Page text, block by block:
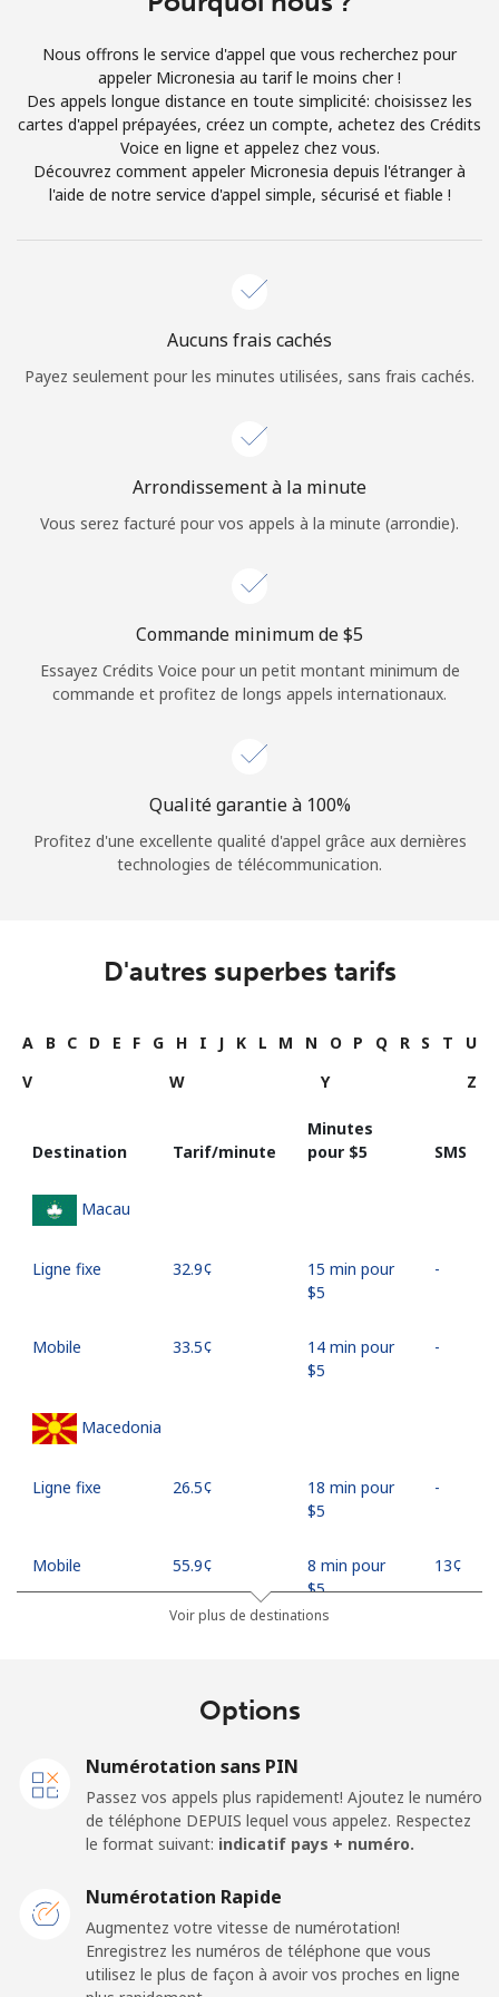
Conditions générales.
S'inscrire
Bonjour!
Continue avec
Nous offrons le service d'appel que vous recherchez pour
appeler Micronesia au tarif le moins cher !
Des appels longue distance en toute simplicité: choisissez les
cartes d'appel prépayées, créez un compte, achetez des Crédits
Voice en ligne et appelez chez vous.
Découvrez comment appeler Micronesia depuis l'étranger à
l'aide de notre service d'appel simple, sécurisé et fiable !
Aucuns frais cachés
Payez seulement pour les minutes utilisées, sans frais cachés.
Arrondissement à la minute
Vous serez facturé pour vos appels à la minute (arrondie).
Commande minimum de ⁦$5⁩
Essayez Crédits Voice pour un petit montant minimum de
commande et profitez de longs appels internationaux.
Qualité garantie à 100%
Profitez d'une excellente qualité d'appel grâce aux dernières
technologies de télécommunication.
D'autres superbes tarifs
A B C D E F G H I J K L M N O P Q R S T
U
V
W Y Z
Destination Tarif/minute
Minutes
pour ⁦$5⁩
SMS
Macau
Ligne fixe ⁦32.9¢⁩
15 min pour
⁦$5⁩
-
Mobile ⁦33.5¢⁩
14 min pour
⁦$5⁩
-
Macedonia
Ligne fixe ⁦26.5¢⁩
18 min pour
⁦$5⁩
-
Mobile ⁦55.9¢⁩
8 min pour
⁦$5⁩
⁦13¢⁩
⁦81.9¢⁩
Mobile
⁦$5⁩
Ligne fixe ⁦57.9¢⁩
8 min pour
⁦$5⁩
Voir plus de destinations
Options
Numérotation sans PIN
Passez vos appels plus rapidement! Ajoutez le numéro
de téléphone DEPUIS lequel vous appelez. Respectez
le format suivant: indicatif pays + numéro.
Numérotation Rapide
Augmentez votre vitesse de numérotation!
Enregistrez les numéros de téléphone que vous
utilisez le plus de façon à avoir vos proches en ligne